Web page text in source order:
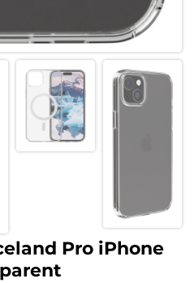
Pro iPhone